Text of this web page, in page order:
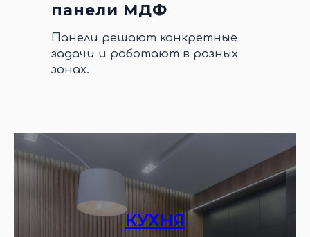
панели МДФ
Панели решают конкретные
задачи и работают в разных
зонах.
КУХНЯ